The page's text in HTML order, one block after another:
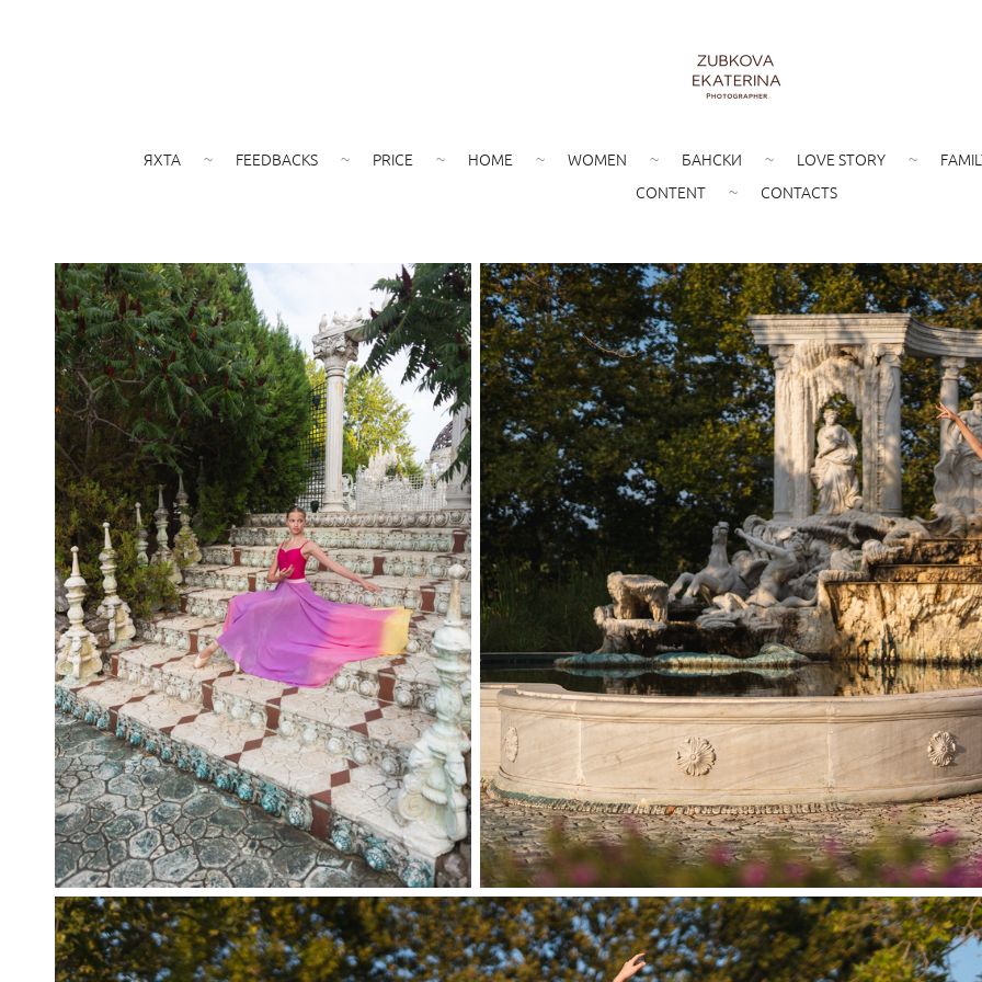
ЯХТА FEEDBACKS PRICE HOME WOMEN БАНСКИ LOVE STORY
CONTENT
CONTACTS